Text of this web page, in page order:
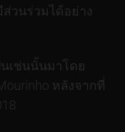
วนร่วมได้อย่าง
เช่นนั้นมาโดย
หลังจากที่